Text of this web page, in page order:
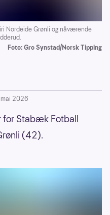
Nordeide Grønli og nåværende
Foto: Gro Synstad/Norsk Tipping
mai 2026
for Stabæk Fotball
(42).